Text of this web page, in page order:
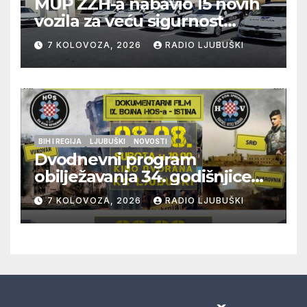
vozila za veću sigurnost
građana i učinkovitiji rad
policije
7 KOLOVOZA, 2026 RADIO LJUBUŠKI
BIH I REGIJA LJUBUŠKI NOVOSTI
Dvodnevni program
obilježavanja 34. godišnjice
pogibije generala Blaža
Kraljevića i osmorice
pripadnika HOS-a
7 KOLOVOZA, 2026 RADIO LJUBUŠKI